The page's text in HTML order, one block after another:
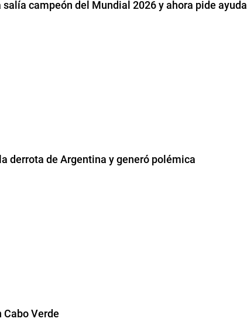
campeón del Mundial 2026 y ahora pide ayuda
derrota de Argentina y generó polémica
Verde